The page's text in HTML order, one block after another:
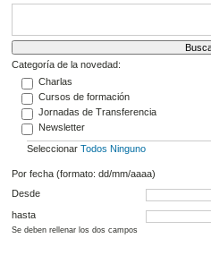
Categoría de la novedad:
Charlas
Cursos de formación
Jornadas de Transferencia
Newsletter
Seleccionar Todos Ninguno
Por fecha (formato: dd/mm/aaaa)
Desde
hasta
Se deben rellenar los dos campos